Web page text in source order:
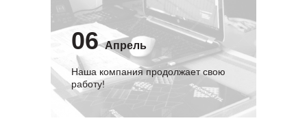
06 Апрель
Наша компания продолжает свою
работу!